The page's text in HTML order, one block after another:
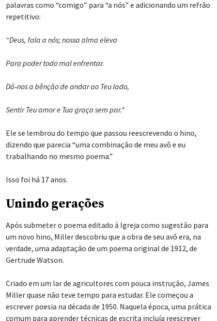
palavras como “comigo” para “a nós” e adicionando um refrão
repetitivo:
“Deus, fala a nós; nossa alma eleva
Para poder todo mal enfrentar.
Dá‑nos a bênção de andar ao Teu lado,
Sentir Teu amor e Tua graça sem par.”
Ele se lembrou do tempo que passou reescrevendo o hino,
dizendo que parecia “uma combinação de meu avô e eu
trabalhando no mesmo poema.”
Isso foi há 17 anos.
Unindo gerações
Após submeter o poema editado à Igreja como sugestão para
um novo hino, Miller descobriu que a obra de seu avô era, na
verdade, uma adaptação de um poema original de 1912, de
Gertrude Watson.
Criado em um lar de agricultores com pouca instrução, James
Miller quase não teve tempo para estudar. Ele começou a
escrever poesia na década de 1950. Naquela época, uma prática
comum para aprender técnicas de escrita incluía reescrever